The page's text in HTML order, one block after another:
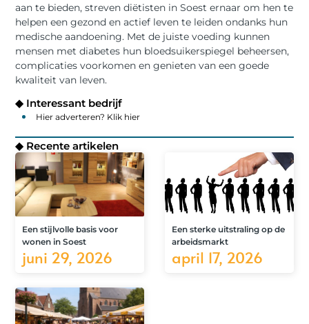
aan te bieden, streven diëtisten in Soest ernaar om hen te
helpen een gezond en actief leven te leiden ondanks hun
medische aandoening. Met de juiste voeding kunnen
mensen met diabetes hun bloedsuikerspiegel beheersen,
complicaties voorkomen en genieten van een goede
kwaliteit van leven.
◆ Interessant bedrijf
Hier adverteren? Klik hier
◆ Recente artikelen
Een stijlvolle basis voor
wonen in Soest
juni 29, 2026
Een sterke uitstraling op de
arbeidsmarkt
april 17, 2026